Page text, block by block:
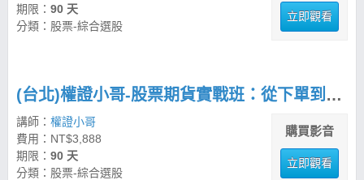
期限： 90 天
分類：股票-綜合選股
立即觀看
(台北)權證小哥-股票期貨實戰班：從下單到多空佈局全攻略
講師： 權證小哥
費用：NT$3,888
期限： 90 天
分類：股票-綜合選股
購買影音
立即觀看